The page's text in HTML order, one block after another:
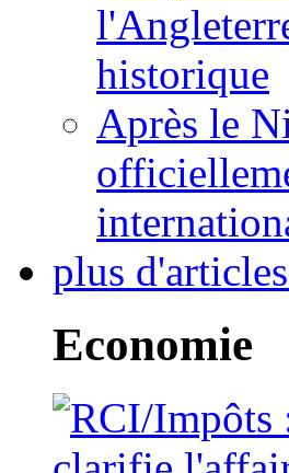
historique
Après le
plus
Economie